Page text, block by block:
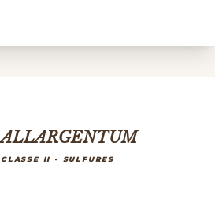
ALLARGENTUM
CLASSE II - SULFURES